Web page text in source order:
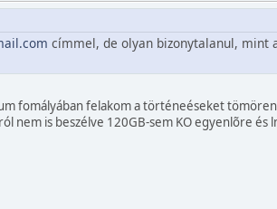
címmel, de olyan bizonytalanul, mint
fomályában felakom a történeéseket
is beszélve 120GB-sem KO egyenlõre és